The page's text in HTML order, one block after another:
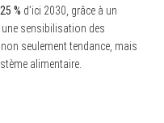
25 % d’ici 2030, grâce à un
sensibilisation des
seulement tendance, mais
alimentaire.